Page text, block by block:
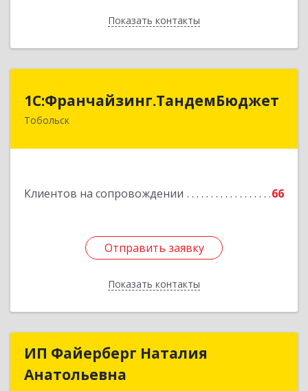
Показать контакты
Назад
1С:Франчайзинг.ТандемБюджет
Тобольск
Клиентов на сопровождении 66
Отправить заявку
Показать контакты
1С:Франчайзинг.ТандемБюджет
Отправить заявку
Назад
ИП Файерберг Наталия
Анатольевна
ИП Файерберг Наталия